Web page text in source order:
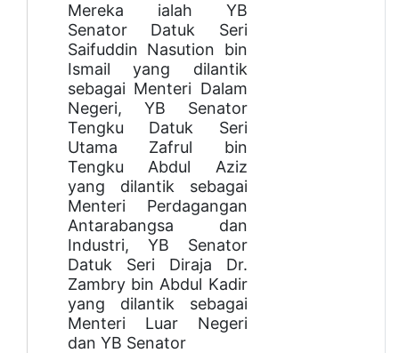
Mereka ialah YB
Senator Datuk Seri
Saifuddin Nasution bin
Ismail yang dilantik
sebagai Menteri Dalam
Negeri, YB Senator
Tengku Datuk Seri
Utama Zafrul bin
Tengku Abdul Aziz
yang dilantik sebagai
Menteri Perdagangan
Antarabangsa dan
Industri, YB Senator
Datuk Seri Diraja Dr.
Zambry bin Abdul Kadir
yang dilantik sebagai
Menteri Luar Negeri
dan YB Senator